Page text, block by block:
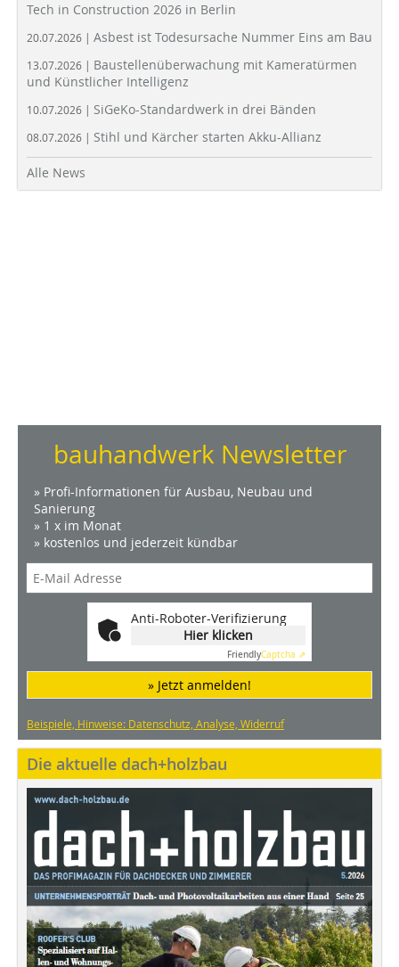
Tech in Construction 2026 in Berlin
20.07.2026 | Asbest ist Todesursache Nummer Eins am Bau
13.07.2026 | Baustellenüberwachung mit Kameratürmen
und Künstlicher Intelligenz
10.07.2026 | SiGeKo-Standardwerk in drei Bänden
08.07.2026 | Stihl und Kärcher starten Akku-Allianz
Alle News
bauhandwerk Newsletter
» Profi-Informationen für Ausbau, Neubau und
Sanierung
» 1 x im Monat
» kostenlos und jederzeit kündbar
Anti-Roboter-Verifizierung
Hier klicken
FriendlyCaptcha ⇗
» Jetzt anmelden!
Beispiele, Hinweise: Datenschutz, Analyse, Widerruf
Die aktuelle dach+holzbau